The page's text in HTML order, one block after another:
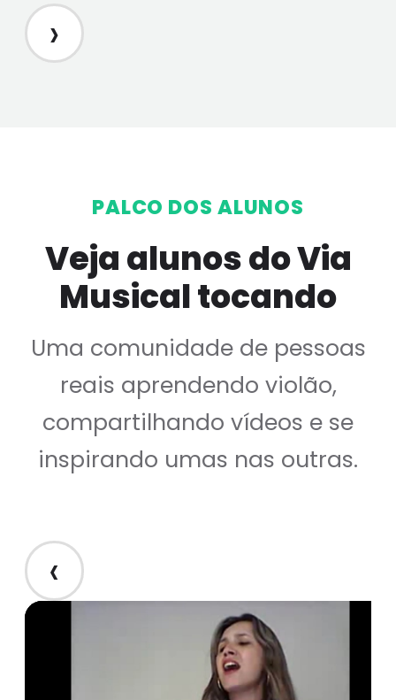
›
PALCO DOS ALUNOS
Veja alunos do Via
Musical tocando
Uma comunidade de pessoas
reais aprendendo violão,
compartilhando vídeos e se
inspirando umas nas outras.
‹